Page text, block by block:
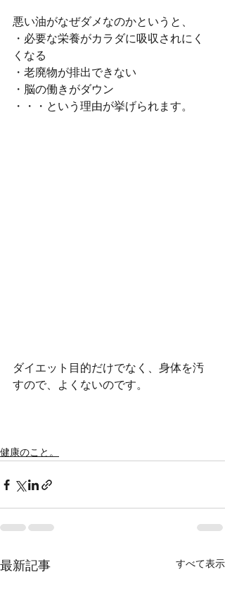
悪い油がなぜダメなのかというと、
・必要な栄養がカラダに吸収されにく
くなる
・老廃物が排出できない
・脳の働きがダウン
・・・という理由が挙げられます。
ダイエット目的だけでなく、身体を汚
すので、よくないのです。
健康のこと。
最新記事 すべて表示